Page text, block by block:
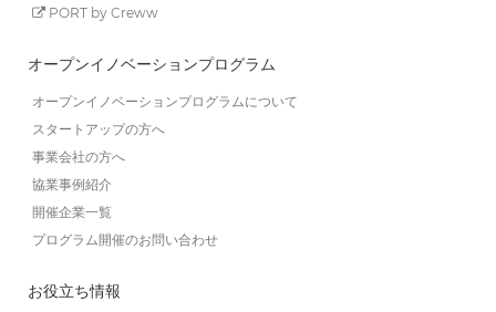
PORT by Creww
オープンイノベーションプログラム
オープンイノベーションプログラムについて
スタートアップの方へ
事業会社の方へ
協業事例紹介
開催企業一覧
プログラム開催のお問い合わせ
お役立ち情報